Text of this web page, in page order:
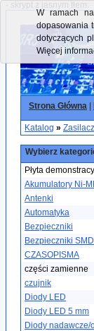
- skrypt z jasnym tłem:
Strona Główna
Katalog »
Wybierz
Płyta
Akumulatory Ni-
Antenki
Automatyka
Bezpieczniki
Bezpieczniki SMD
CZASOPISMA
części zamienne
czujnik
Diody LED
Diody LED 5 mm
Diody nadawcze/
W ramach
dopasowania
dotyczących
Więcej